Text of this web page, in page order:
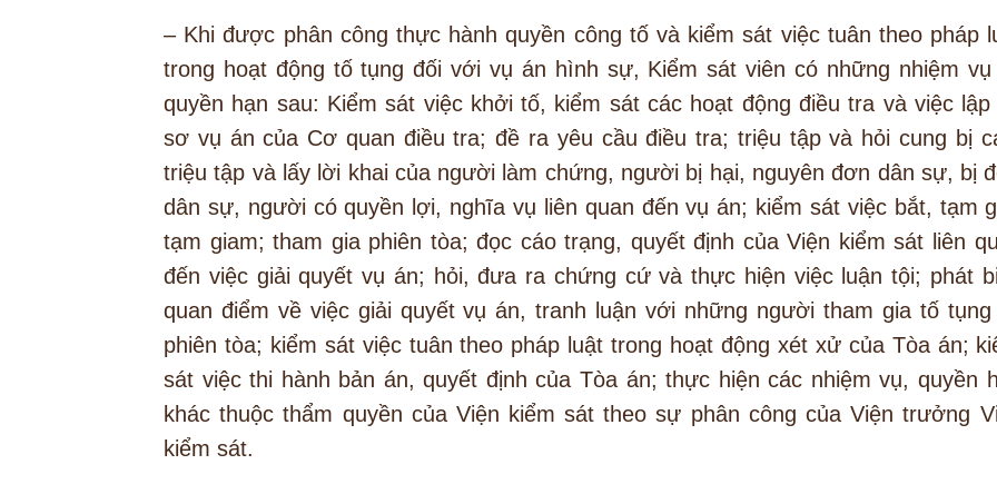
– Khi được phân công thực hành quyền công tố và kiểm sát việc tuân theo pháp
trong hoạt động tố tụng đối với vụ án hình sự, Kiểm sát viên có những nhiệm vụ
quyền hạn sau: Kiểm sát việc khởi tố, kiểm sát các hoạt động điều tra và việc lập
sơ vụ án của Cơ quan điều tra; đề ra yêu cầu điều tra; triệu tập và hỏi cung bị
triệu tập và lấy lời khai của người làm chứng, người bị hại, nguyên đơn dân sự, bị
dân sự, người có quyền lợi, nghĩa vụ liên quan đến vụ án; kiểm sát việc bắt, tạm
tạm giam; tham gia phiên tòa; đọc cáo trạng, quyết định của Viện kiểm sát liên
đến việc giải quyết vụ án; hỏi, đưa ra chứng cứ và thực hiện việc luận tội; phát
quan điểm về việc giải quyết vụ án, tranh luận với những người tham gia tố tụng
phiên tòa; kiểm sát việc tuân theo pháp luật trong hoạt động xét xử của Tòa án;
sát việc thi hành bản án, quyết định của Tòa án; thực hiện các nhiệm vụ, quyền
khác thuộc thẩm quyền của Viện kiểm sát theo sự phân công của Viện trưởng
kiểm sát.